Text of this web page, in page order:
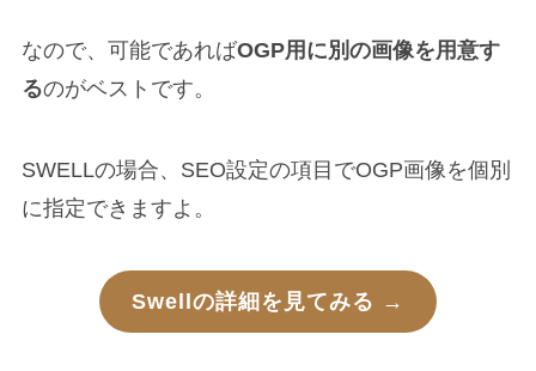
なので、可能であればOGP用に別の画像を用意す
るのがベストです。
SWELLの場合、SEO設定の項目でOGP画像を個別
に指定できますよ。
Swellの詳細を見てみる →